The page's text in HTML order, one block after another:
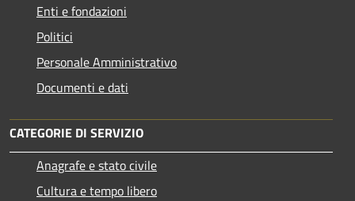
Enti e fondazioni
Politici
Personale Amministrativo
Documenti e dati
CATEGORIE DI SERVIZIO
Anagrafe e stato civile
Cultura e tempo libero